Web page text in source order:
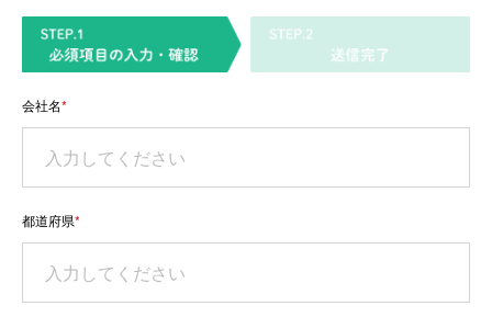
会社名*
都道府県*